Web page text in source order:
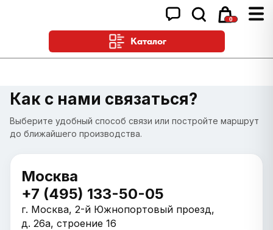
0
Каталог
Как с нами связаться?
Выберите удобный способ связи или постройте маршрут
до ближайшего производства.
Москва
+7 (495) 133-50-05
г. Москва, 2-й Южнопортовый проезд,
д. 26а, строение 16